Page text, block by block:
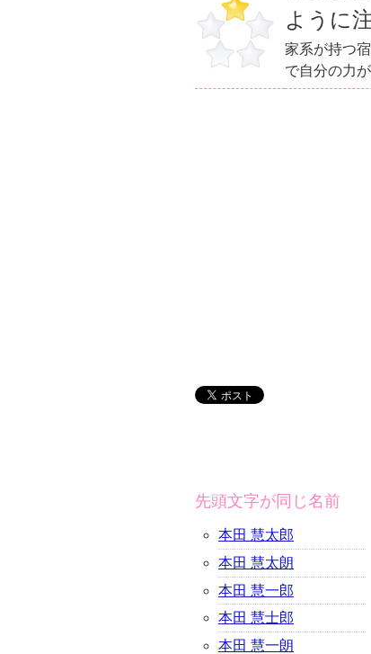
ように
家系が持つ
で自分の力
先頭文字が同じ名前
本田 慧太郎
本田 慧太朗
本田 慧一郎
本田 慧士郎
本田 慧一朗